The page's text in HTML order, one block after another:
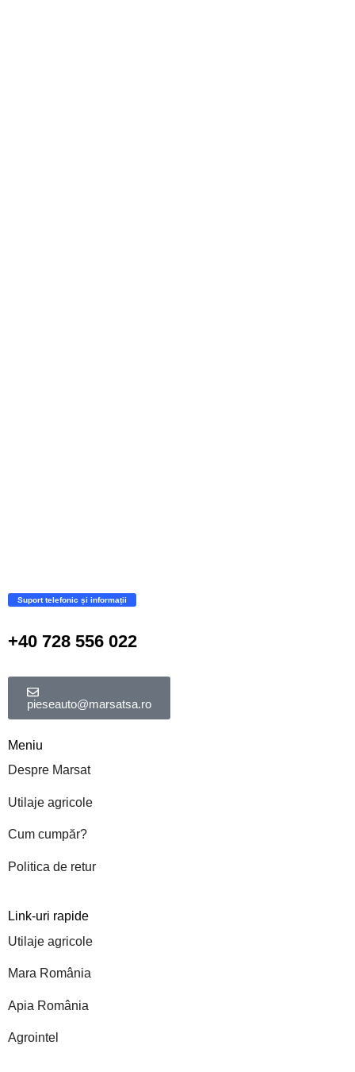
Suport telefonic și informații
+40 728 556 022
pieseauto@marsatsa.ro
Meniu
Despre Marsat
Utilaje agricole
Cum cumpăr?
Politica de retur
Link-uri rapide
Utilaje agricole
Mara România
Apia România
Agrointel